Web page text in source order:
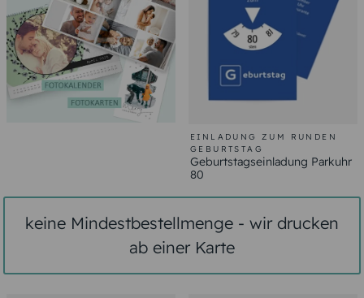
EINLADUNG ZUM RUNDEN
GEBURTSTAG
Geburtstagseinladung Parkuhr
80
keine Mindestbestellmenge - wir drucken
ab einer Karte